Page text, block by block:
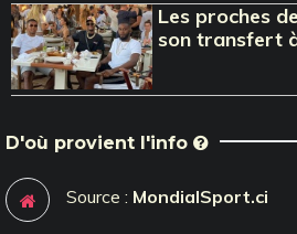
Les proches
son transfert
D'où provient l'info
Source : MondialSport.ci